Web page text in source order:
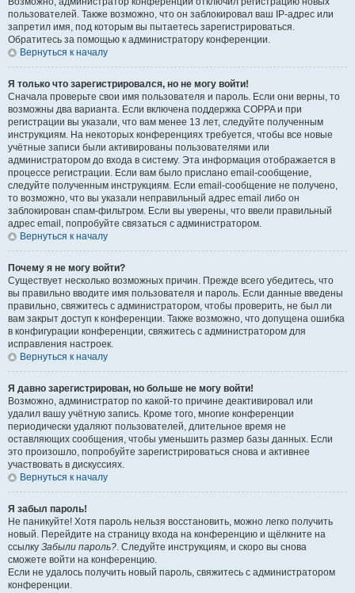
пользователей. Также возможно, что он заблокировал ваш IP-адрес или
запретил имя, под которым вы пытаетесь зарегистрироваться.
Обратитесь за помощью к администратору конференции.
Вернуться к началу
Я только что зарегистрировался, но не могу войти!
Сначала проверьте свои имя пользователя и пароль. Если они верны, то
возможны два варианта. Если включена поддержка COPPA и при
регистрации вы указали, что вам менее 13 лет, следуйте полученным
инструкциям. На некоторых конференциях требуется, чтобы все новые
учётные записи были активированы пользователями или
администратором до входа в систему. Эта информация отображается в
процессе регистрации. Если вам было прислано email-сообщение,
следуйте полученным инструкциям. Если email-сообщение не получено,
то возможно, что вы указали неправильный адрес email либо он
заблокирован спам-фильтром. Если вы уверены, что ввели правильный
адрес email, попробуйте связаться с администратором.
Вернуться к началу
Почему я не могу войти?
Существует несколько возможных причин. Прежде всего убедитесь, что
вы правильно вводите имя пользователя и пароль. Если данные введены
правильно, свяжитесь с администратором, чтобы проверить, не был ли
вам закрыт доступ к конференции. Также возможно, что допущена ошибка
в конфигурации конференции, свяжитесь с администратором для
исправления настроек.
Вернуться к началу
Я давно зарегистрирован, но больше не могу войти!
Возможно, администратор по какой-то причине деактивировал или
удалил вашу учётную запись. Кроме того, многие конференции
периодически удаляют пользователей, длительное время не
оставляющих сообщения, чтобы уменьшить размер базы данных. Если
это произошло, попробуйте зарегистрироваться снова и активнее
участвовать в дискуссиях.
Вернуться к началу
Я забыл пароль!
Не паникуйте! Хотя пароль нельзя восстановить, можно легко получить
новый. Перейдите на страницу входа на конференцию и щёлкните на
ссылку Забыли пароль?. Следуйте инструкциям, и скоро вы снова
сможете войти на конференцию.
Если не удалось получить новый пароль, свяжитесь с администратором
конференции.